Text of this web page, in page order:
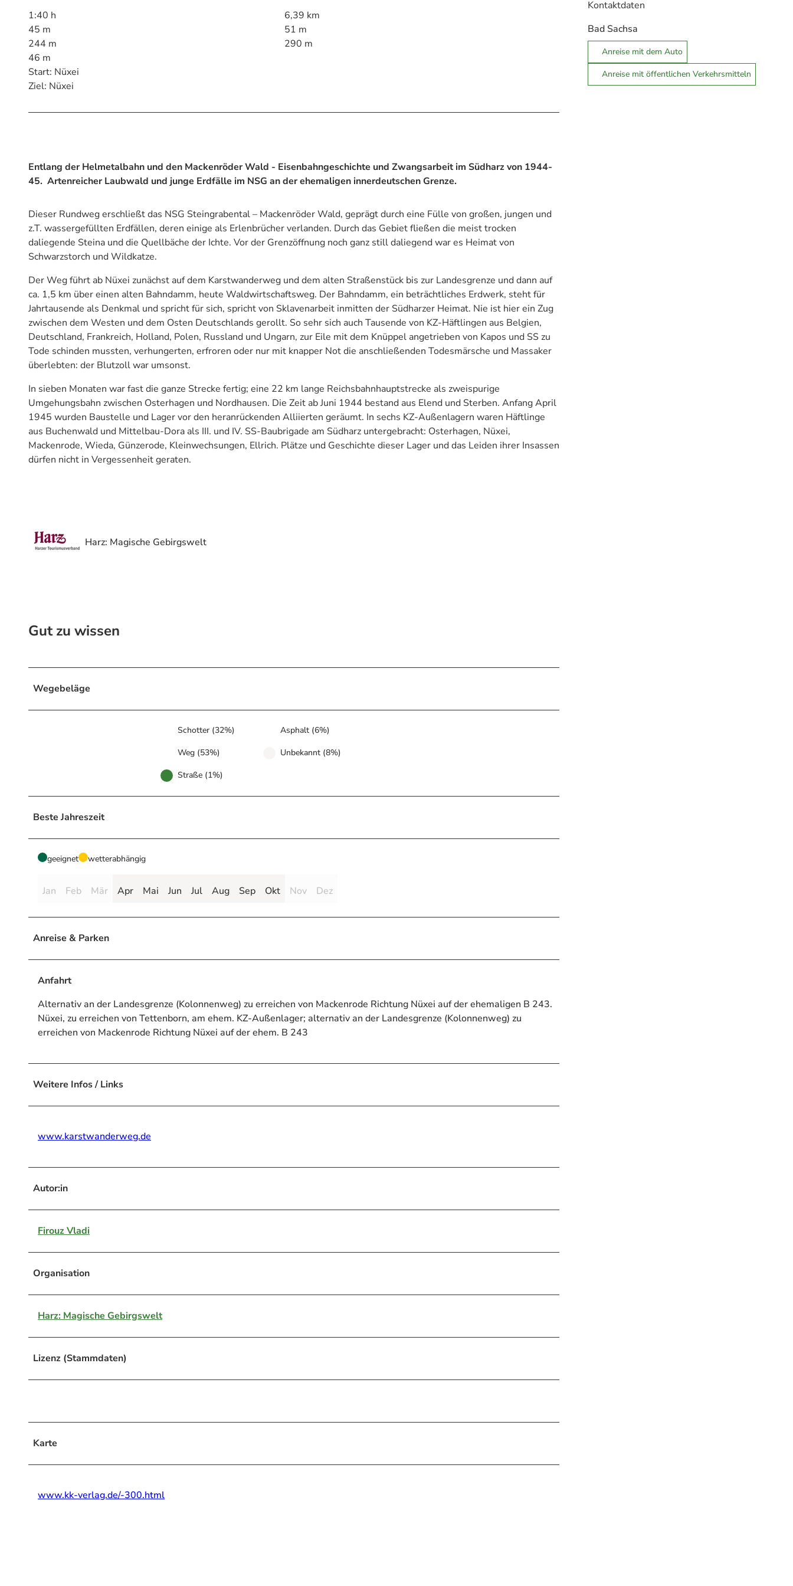
1:40 h
6,39 km
45 m
51 m
244 m
290 m
46 m
Start: Nüxei
Ziel: Nüxei
Entlang der Helmetalbahn und den Mackenröder Wald - Eisenbahngeschichte und Zwangsarbeit im Südharz von 1944-
45. Artenreicher Laubwald und junge Erdfälle im NSG an der ehemaligen innerdeutschen Grenze.
Dieser Rundweg erschließt das NSG Steingrabental – Mackenröder Wald, geprägt durch eine Fülle von großen, jungen und
z.T. wassergefüllten Erdfällen, deren einige als Erlenbrücher verlanden. Durch das Gebiet fließen die meist trocken
daliegende Steina und die Quellbäche der Ichte. Vor der Grenzöffnung noch ganz still daliegend war es Heimat von
Schwarzstorch und Wildkatze.
Der Weg führt ab Nüxei zunächst auf dem Karstwanderweg und dem alten Straßenstück bis zur Landesgrenze und dann auf
ca. 1,5 km über einen alten Bahndamm, heute Waldwirtschaftsweg. Der Bahndamm, ein beträchtliches Erdwerk, steht für
Jahrtausende als Denkmal und spricht für sich, spricht von Sklavenarbeit inmitten der Südharzer Heimat. Nie ist hier ein Zug
zwischen dem Westen und dem Osten Deutschlands gerollt. So sehr sich auch Tausende von KZ-Häftlingen aus Belgien,
Deutschland, Frankreich, Holland, Polen, Russland und Ungarn, zur Eile mit dem Knüppel angetrieben von Kapos und SS zu
Tode schinden mussten, verhungerten, erfroren oder nur mit knapper Not die anschließenden Todesmärsche und Massaker
überlebten: der Blutzoll war umsonst.
In sieben Monaten war fast die ganze Strecke fertig; eine 22 km lange Reichsbahnhauptstrecke als zweispurige
Umgehungsbahn zwischen Osterhagen und Nordhausen. Die Zeit ab Juni 1944 bestand aus Elend und Sterben. Anfang April
1945 wurden Baustelle und Lager vor den heranrückenden Alliierten geräumt. In sechs KZ-Außenlagern waren Häftlinge
aus Buchenwald und Mittelbau-Dora als III. und IV. SS-Baubrigade am Südharz untergebracht: Osterhagen, Nüxei,
Mackenrode, Wieda, Günzerode, Kleinwechsungen, Ellrich. Plätze und Geschichte dieser Lager und das Leiden ihrer Insassen
dürfen nicht in Vergessenheit geraten.
Harz: Magische Gebirgswelt
Gut zu wissen
Wegebeläge
Schotter (32%) Asphalt (6%)
Weg (53%) Unbekannt (8%)
Straße (1%)
Beste Jahreszeit
geeignet wetterabhängig
Jan Feb Mär Apr Mai Jun Jul Aug Sep Okt Nov Dez
Anreise & Parken
Anfahrt
Alternativ an der Landesgrenze (Kolonnenweg) zu erreichen von Mackenrode Richtung Nüxei auf der ehemaligen B 243.
Nüxei, zu erreichen von Tettenborn, am ehem. KZ-Außenlager; alternativ an der Landesgrenze (Kolonnenweg) zu
erreichen von Mackenrode Richtung Nüxei auf der ehem. B 243
Weitere Infos / Links
www.karstwanderweg.de
Autor:in
Firouz Vladi
Organisation
Harz: Magische Gebirgswelt
Lizenz (Stammdaten)
Karte
www.kk-verlag.de/-300.html
Kontaktdaten
Bad Sachsa
Anreise mit dem Auto
Anreise mit öffentlichen Verkehrsmitteln